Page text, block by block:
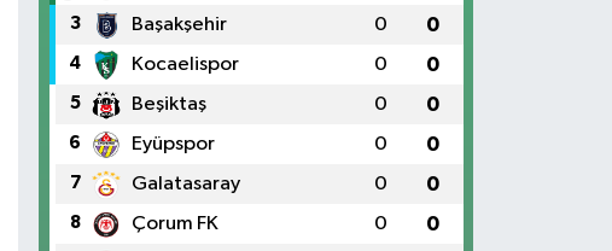
3 Başakşehir 0 0
4 Kocaelispor 0 0
5 Beşiktaş 0 0
6 Eyüpspor 0 0
7 Galatasaray 0 0
8 Çorum FK 0 0